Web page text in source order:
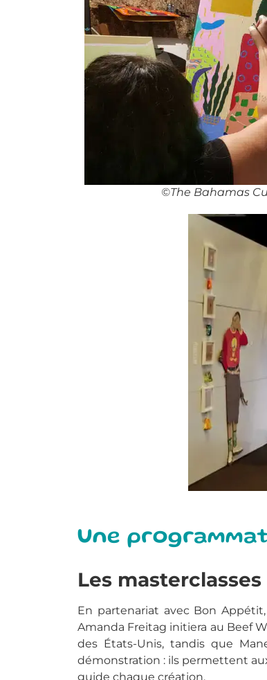
©The Bahamas
Une
Les masterclasses
En partenariat avec Bon Appétit
Amanda Freitag initiera au Beef
des États-Unis, tandis que
démonstration : ils permettent
guide chaque création.